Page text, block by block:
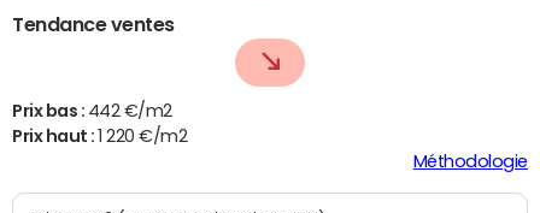
Tendance ventes
Prix bas : 442 €/m2
Prix haut :
1 220 €/m2
Méthodologie